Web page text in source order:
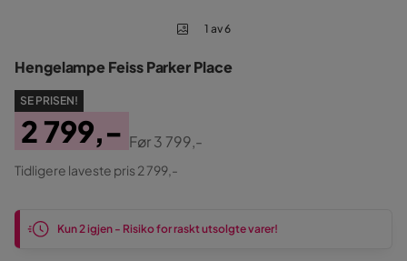
1 av 6
Hengelampe Feiss Parker Place
SE PRISEN!
Pris
2 799,-
Original
Pris
Før3 799,-
Tidligere laveste pris 2 799,-
Kun 2 igjen - Risiko for raskt utsolgte varer!